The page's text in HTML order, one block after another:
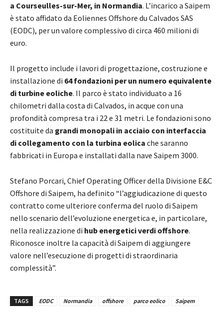
a Courseulles-sur-Mer, in Normandia. L’incarico a Saipem
è stato affidato da Eoliennes Offshore du Calvados SAS
(EODC), per un valore complessivo di circa 460 milioni di
euro.
Il progetto include i lavori di progettazione, costruzione e
installazione di 64 fondazioni per un numero equivalente
di turbine eoliche. Il parco è stato individuato a 16
chilometri dalla costa di Calvados, in acque con una
profondità compresa tra i 22 e 31 metri. Le fondazioni sono
costituite da grandi monopali in acciaio con interfaccia
di collegamento con la turbina eolica che saranno
fabbricati in Europa e installati dalla nave Saipem 3000.
Stefano Porcari, Chief Operating Officer della Divisione E&C
Offshore di Saipem, ha definito “l’aggiudicazione di questo
contratto come ulteriore conferma del ruolo di Saipem
nello scenario dell’evoluzione energetica e, in particolare,
nella realizzazione di hub energetici verdi offshore.
Riconosce inoltre la capacità di Saipem di aggiungere
valore nell’esecuzione di progetti di straordinaria
complessità”.
TAGS EODC Normandia offshore parco eolico Saipem